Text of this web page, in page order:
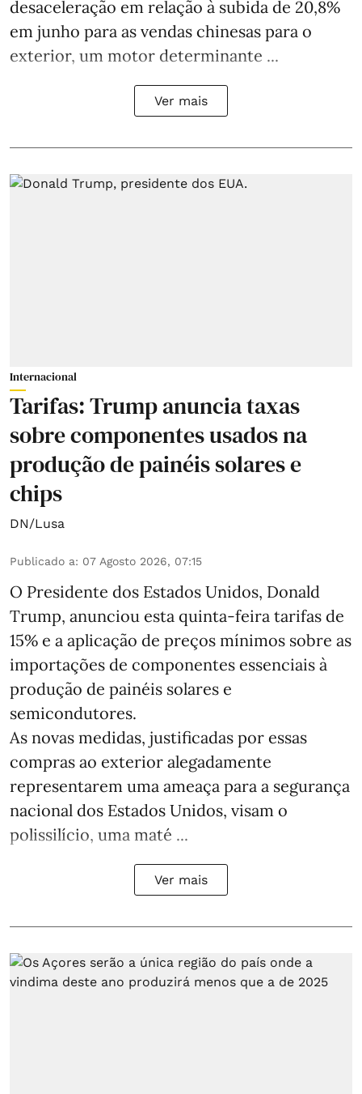
desaceleração em relação à subida de 20,8%
em junho para as vendas chinesas para o
exterior, um motor determinante ...
Ver mais
Internacional
Tarifas: Trump anuncia taxas
sobre componentes usados na
produção de painéis solares e
chips
DN/Lusa
Publicado a: 07 Agosto 2026, 07:15
O Presidente dos Estados Unidos, Donald
Trump, anunciou esta quinta-feira tarifas de
15% e a aplicação de preços mínimos sobre as
importações de componentes essenciais à
produção de painéis solares e
semicondutores.
As novas medidas, justificadas por essas
compras ao exterior alegadamente
representarem uma ameaça para a segurança
nacional dos Estados Unidos, visam o
polissilício, uma maté ...
Ver mais